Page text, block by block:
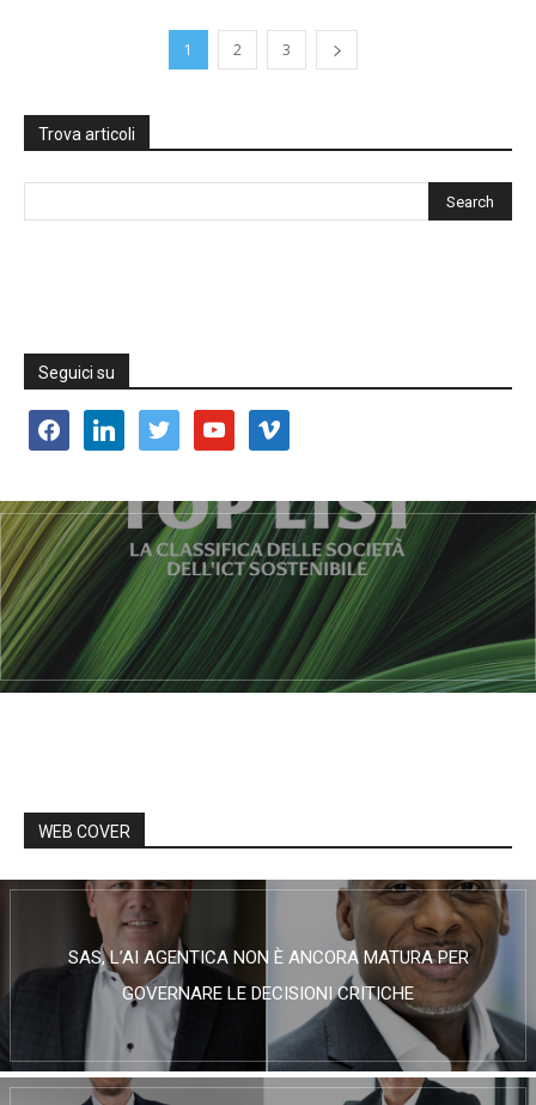
1 2 3
Trova articoli
Seguici su
facebooklinkedin twitter youtube vimeo
WEB COVER
SAS, L’AI AGENTICA NON È ANCORA MATURA PER
GOVERNARE LE DECISIONI CRITICHE